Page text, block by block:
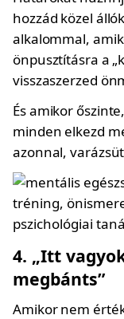
hozzád közel
alkalommal,
önpusztításra a
visszaszerzed
És amikor
minden elkezd
azonnal,
4. „Itt
megbánts”
Amikor nem